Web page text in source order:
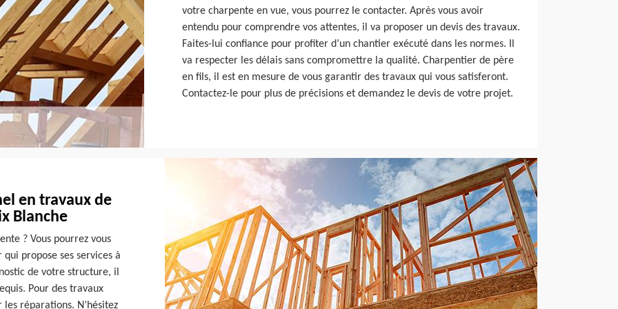
votre charpente en vue, vous pourrez le contacter. Après vous avoir
entendu pour comprendre vos attentes, il va proposer un devis des travaux.
Faites-lui confiance pour profiter d’un chantier exécuté dans les normes. Il
va respecter les délais sans compromettre la qualité. Charpentier de père
en fils, il est en mesure de vous garantir des travaux qui vous satisferont.
Contactez-le pour plus de précisions et demandez le devis de votre projet.
en travaux de
Blanche
? Vous pourrez vous
propose ses services à
de votre structure, il
Pour des travaux
réparations. N’hésitez